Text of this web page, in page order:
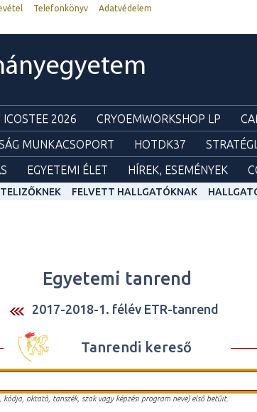
Telefonkönyv
Adatvédelem
ICOSTEE 2026 CRYOEMWORKSHOP LP
MUNKACSOPORT HOTDK37
EGYETEMI ÉLET HÍREK, ESEMÉNYEK
FELVETT HALLGATÓKNAK
Egyetemi tanrend
2017-2018-1. félév ETR-tanrend
Tanrendi kereső
oktató, tanszék, szak vagy képzési program neve) első betűit.